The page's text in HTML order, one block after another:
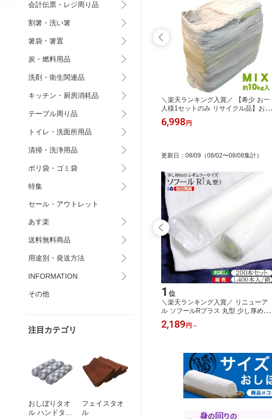
会計伝票・レジ周り品
割箸・洗い箸
箸袋・箸置
炭・燃料用品
洗剤・衛生関連品
キッチン・厨房消耗品
テーブル周り品
トイレ・洗面所用品
清掃・洗浄用品
ポリ袋・ゴミ袋
特集
セール・アウトレット
あす楽
送料無料商品
用途別・発送方法
INFORMATION
その他
注目カテゴリ
おしぼりタオ
ル ハンドタオ
フェイスタオ
ル
FUJI フジカウンタークロス 厚手 4枚
セットお試し 選べるカラー4色 ネコ
ポス発送 送料無料使い捨てふきん レ
イパー キッチンペーパー ふきん・キ
＼楽天ランキング入賞／ 【希少 お一
人様1セットのみ リサイクル品】おし
ぼり タオルウエス 混合 10kgセットお
買い得 約360～410枚入 送料無料綿10
の油拭き取り
6,998 円
更新日 ： 08/09 （08/02〜08/08集計）
15
しぼり 大判サイズ リニューアルで強
3,298 円～
1 位
＼楽天ランキング入賞／ リニューア
ル ソフールRプラス 丸型 少し厚めの
紙おしぼり ソフールR+ 200本 1200本
1400本 ケース販売 不織布おしぼり 日
ペーパー 使い捨ておしぼり 送料無料
2,189 円 ～